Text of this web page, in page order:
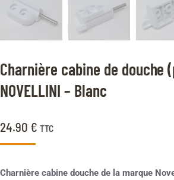
Charnière cabine de douche
NOVELLINI – Blanc
24.90 € TTC
Charnière cabine douche de la marque